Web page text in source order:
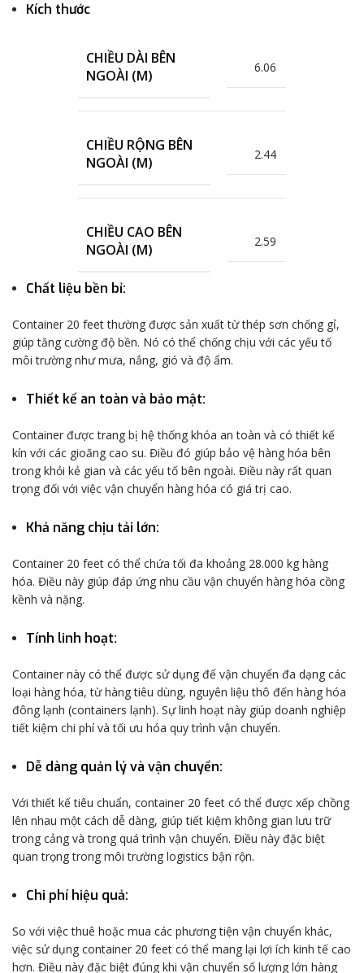
Kích thước
CHIỀU DÀI BÊN
NGOÀI (M)
6.06
CHIỀU RỘNG BÊN
NGOÀI (M)
2.44
CHIỀU CAO BÊN
NGOÀI (M)
2.59
CHIỀU DÀI BÊN
TRONG (M)
5.84
CHIỀU RỘNG BÊN
CHIỀU CAO BÊN
CHIỀU RỘNG CỬA
2.34
CHIỀU CAO CỬA
(M)
2.28
(KG)
LOẠI SÀN
Ván gỗ
Chất liệu bền bỉ:
Container 20 feet thường được sản xuất từ thép sơn chống gỉ,
giúp tăng cường độ bền. Nó có thể chống chịu với các yếu tố
môi trường như mưa, nắng, gió và độ ẩm.
Thiết kế an toàn và bảo mật:
Container được trang bị hệ thống khóa an toàn và có thiết kế
kín với các gioăng cao su. Điều đó giúp bảo vệ hàng hóa bên
trong khỏi kẻ gian và các yếu tố bên ngoài. Điều này rất quan
trọng đối với việc vận chuyển hàng hóa có giá trị cao.
Khả năng chịu tải lớn:
Container 20 feet có thể chứa tối đa khoảng 28.000 kg hàng
hóa. Điều này giúp đáp ứng nhu cầu vận chuyển hàng hóa cồng
kềnh và nặng.
Tính linh hoạt:
Container này có thể được sử dụng để vận chuyển đa dạng các
loại hàng hóa, từ hàng tiêu dùng, nguyên liệu thô đến hàng hóa
đông lạnh (containers lạnh). Sự linh hoạt này giúp doanh nghiệp
tiết kiệm chi phí và tối ưu hóa quy trình vận chuyển.
Dễ dàng quản lý và vận chuyển:
Với thiết kế tiêu chuẩn, container 20 feet có thể được xếp chồng
lên nhau một cách dễ dàng, giúp tiết kiệm không gian lưu trữ
trong cảng và trong quá trình vận chuyển. Điều này đặc biệt
quan trọng trong môi trường logistics bận rộn.
Chi phí hiệu quả:
So với việc thuê hoặc mua các phương tiện vận chuyển khác,
việc sử dụng container 20 feet có thể mang lại lợi ích kinh tế cao
hơn. Điều này đặc biệt đúng khi vận chuyển số lượng lớn hàng